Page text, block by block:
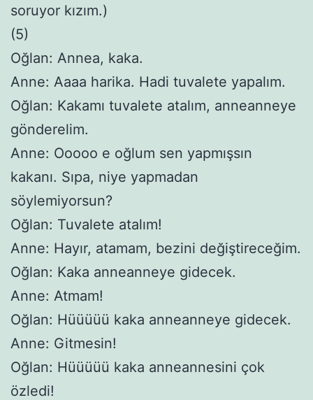
soruyor kızım.)
(5)
Oğlan: Annea, kaka.
Anne: Aaaa harika. Hadi tuvalete yapalım.
Oğlan: Kakamı tuvalete atalım, anneanneye
gönderelim.
Anne: Ooooo e oğlum sen yapmışsın
kakanı. Sıpa, niye yapmadan
söylemiyorsun?
Oğlan: Tuvalete atalım!
Anne: Hayır, atamam, bezini değiştireceğim.
Oğlan: Kaka anneanneye gidecek.
Anne: Atmam!
Oğlan: Hüüüüü kaka anneanneye gidecek.
Anne: Gitmesin!
Oğlan: Hüüüüü kaka anneannesini çok
özledi!